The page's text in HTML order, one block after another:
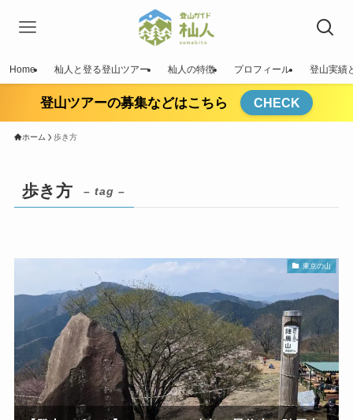
Home 杣人と登る登山ツアー 杣人の特徴 プロフィール 登山実績
登山ツアーの募集などはこちら CHECK
ホーム 歩き方
歩き方 – tag –
東京の山